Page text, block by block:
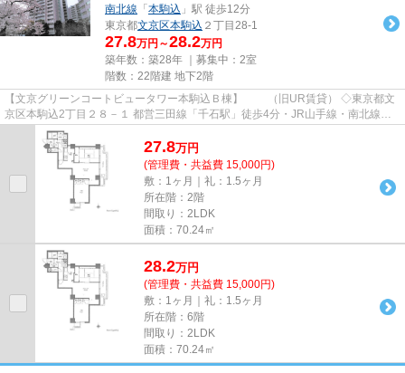
南北線 「 本駒込 」駅 徒歩12分
東京都文京区本駒込 ２丁目28-1
27.8万円～28.2万円
築年数：築28年 ｜募集中： 2室
階数：22階建 地下2階
【文京グリーンコートビュータワー本駒込Ｂ棟】 （旧UR賃貸） ◇東京都文
京区本駒込2丁目２８－１ 都営三田線「千石駅」徒歩4分・JR山手線・南北線
27.8万円
(管理費・共益費 15,000円)
敷：1ヶ月｜礼：1.5ヶ月
所在階：2階
間取り：2LDK
面積：70.24㎡
28.2万円
(管理費・共益費 15,000円)
敷：1ヶ月｜礼：1.5ヶ月
所在階：6階
間取り：2LDK
面積：70.24㎡